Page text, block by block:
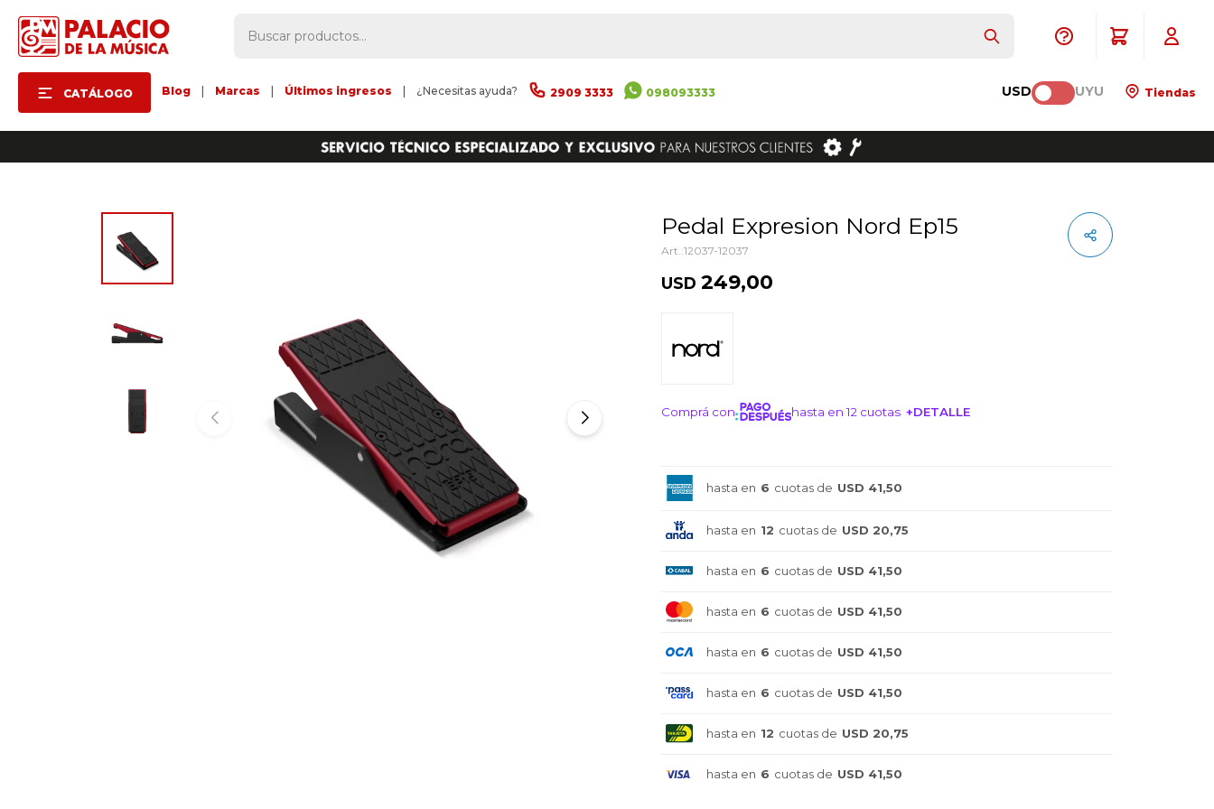
CATÁLOGO Blog Marcas Últimos ingresos ¿Necesitas ayuda? 2909 3333 098093333 USD UYU Tiendas
Pedal Expresion Nord Ep15
12037-12037
USD 249,00
Comprá con hasta en 12 cuotas +DETALLE
hasta en 6 cuotas de USD 41,50
hasta en 12 cuotas de USD 20,75
hasta en 6 cuotas de USD 41,50
hasta en 6 cuotas de USD 41,50
hasta en 6 cuotas de USD 41,50
hasta en 6 cuotas de USD 41,50
hasta en 12 cuotas de USD 20,75
hasta en 6 cuotas de USD 41,50